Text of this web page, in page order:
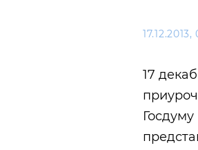
17.12.2013,
17